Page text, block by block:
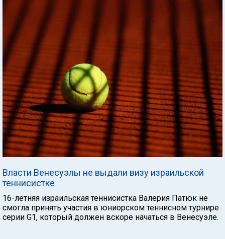
Власти Венесуэлы не выдали визу израильской
теннисистке
16-летняя израильская теннисистка Валерия Патюк не
смогла принять участия в юниорском теннисном турнире
серии G1, который должен вскоре начаться в Венесуэле.